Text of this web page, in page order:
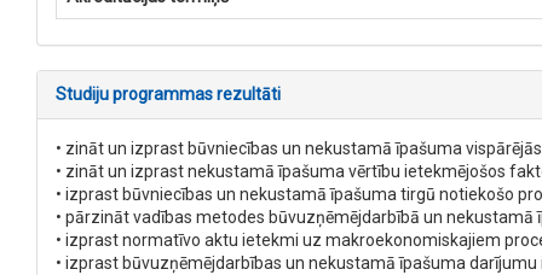
Studiju programmas rezultāti
• zināt un izprast būvniecības un nekustamā īpašuma
• zināt un izprast nekustamā īpašuma vērtību ietekmējošos
• izprast būvniecības un nekustamā īpašuma tirgū notiekošo
• pārzināt vadības metodes būvuzņēmējdarbībā un nekustamā
• izprast normatīvo aktu ietekmi uz makroekonomiskajiem
• izprast būvuzņēmējdarbības un nekustamā īpašuma